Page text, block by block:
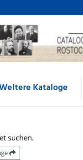
Kataloge
suchen.